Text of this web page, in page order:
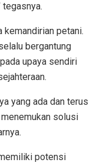
tegasnya.
kemandirian petani.
bergantung
upaya sendiri
yang ada dan terus
solusi
potensi